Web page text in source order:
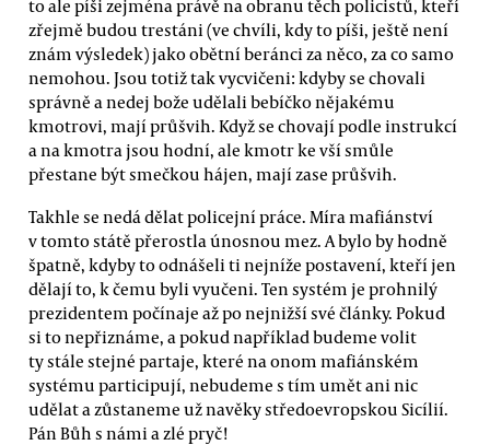
to ale píši zejména právě na obranu těch policistů, kteří
zřejmě budou trestáni (ve chvíli, kdy to píši, ještě není
znám výsledek) jako obětní beránci za něco, za co samo
nemohou. Jsou totiž tak vycvičeni: kdyby se chovali
správně a nedej bože udělali bebíčko nějakému
kmotrovi, mají průšvih. Když se chovají podle instrukcí
a na kmotra jsou hodní, ale kmotr ke vší smůle
přestane být smečkou hájen, mají zase průšvih.
Takhle se nedá dělat policejní práce. Míra mafiánství
v tomto státě přerostla únosnou mez. A bylo by hodně
špatně, kdyby to odnášeli ti nejníže postavení, kteří jen
dělají to, k čemu byli vyučeni. Ten systém je prohnilý
prezidentem počínaje až po nejnižší své články. Pokud
si to nepřiznáme, a pokud například budeme volit
ty stále stejné partaje, které na onom mafiánském
systému participují, nebudeme s tím umět ani nic
udělat a zůstaneme už navěky středoevropskou Sicílií.
Pán Bůh s námi a zlé pryč!